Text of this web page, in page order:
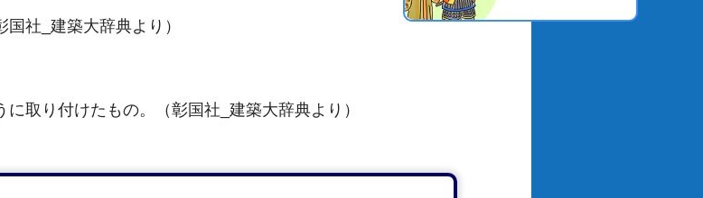
社_建築大辞典より）
取り付けたもの。（彰国社_建築大辞典より）